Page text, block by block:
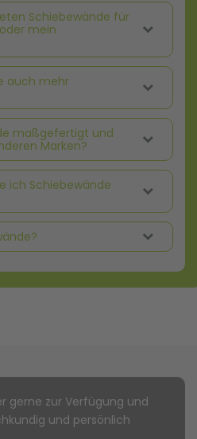
Schiebewände für
mein
auch mehr
maßgefertigt und
Marken?
ich Schiebewände
gerne zur Verfügung und
und persönlich